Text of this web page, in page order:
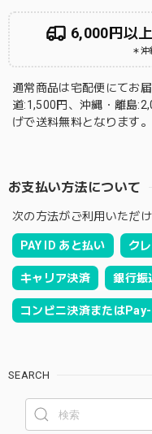
6,000円以
＊
通常商品は宅配便にてお
道:1,500円、沖縄・離島
げで送料無料となります。
お支払い方法について
次の方法がご利用いただけ
PAY ID あと払い ク
キャリア決済 銀行振
コンビニ決済または
SEARCH